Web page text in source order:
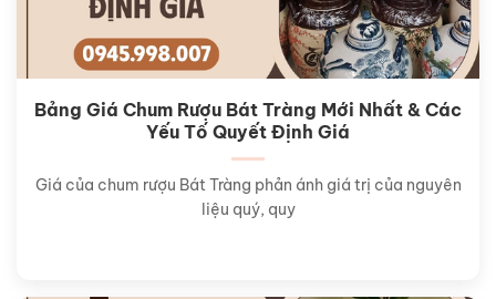
Bảng Giá Chum Rượu Bát Tràng Mới Nhất & Các
Yếu Tố Quyết Định Giá
Giá của chum rượu Bát Tràng phản ánh giá trị của nguyên
liệu quý, quy